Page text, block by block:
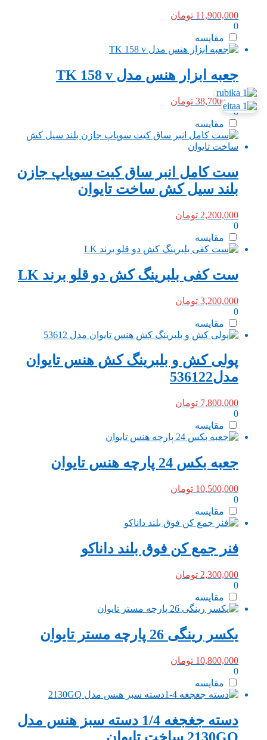
11,900,000 تومان
0
مقایسه
جعبه ابزار هنس مدل TK 158 v
38,700,000 تومان
0
مقایسه
ست کامل انبر ساق کیت سوپاپ جازن
بلند سیل کش ساخت تایوان
2,200,000 تومان
0
مقایسه
ست کفی بلبرینگ کش دو قلو برند LK
3,200,000 تومان
0
مقایسه
پولی کش و بلبرینگ کش هنس تایوان
مدل536122
7,800,000 تومان
0
مقایسه
جعبه بکس 24 پارچه هنس تایوان
10,500,000 تومان
0
مقایسه
فنر‌ جمع کن فوق بلند داناکو
2,300,000 تومان
0
مقایسه
یکسر رینگی 26 پارچه مستر تایوان
10,800,000 تومان
0
مقایسه
دسته جغجغه 1/4 دسته سبز هنس مدل
2130GQ ساخت تایوان